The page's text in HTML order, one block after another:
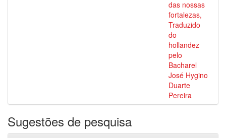
das nossas
fortalezas,
Traduzido
do
hollandez
pelo
Bacharel
José Hygino
Duarte
Pereira
Sugestões de pesquisa